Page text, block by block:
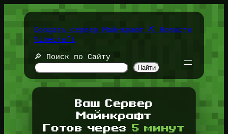
содержимомуСоздать сервер Майнкрафт ⛏️ Новости
Minecraft
🔎 Поиск по Сайту
Найти
Ваш Сервер
Майнкрафт
Готов через 5 минут